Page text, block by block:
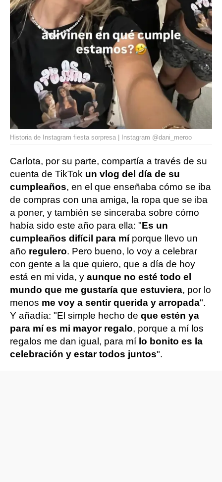
Historia de Instagram fiesta sorpresa | Instagram @dani_meroo
Carlota, por su parte, compartía a través de su
cuenta de TikTok un vlog del día de su
cumpleaños, en el que enseñaba cómo se iba
de compras con una amiga, la ropa que se iba
a poner, y también se sinceraba sobre cómo
había sido este año para ella: "Es un
cumpleaños difícil para míporque llevo un
año regulero. Pero bueno, lo voy a celebrar
con gente a la que quiero, que a día de hoy
está en mi vida, y aunque no esté todo el
mundo que me gustaría que estuviera, por lo
menos me voy a sentir querida y arropada".
Y añadía: "El simple hecho de que estén ya
para mí es mi mayor regalo, porque a mí los
regalos me dan igual, para mí lo bonito es la
celebración y estar todos juntos".